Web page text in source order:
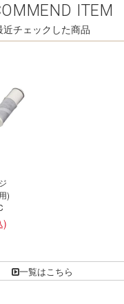
ITEM
近チェックした商品
)
一覧はこちら